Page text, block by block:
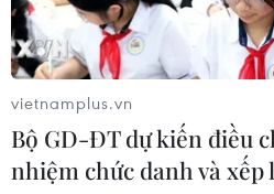
Thành phố Hồ Chí Minh
hệ thống y tế đa tầng, đồng
nhất
01/08/2026 09:14
Gia Lai xác thực 99,8% dữ
vietnamplus.vn
Bộ GD-ĐT dự kiến điều
nhiệm chức danh và xếp